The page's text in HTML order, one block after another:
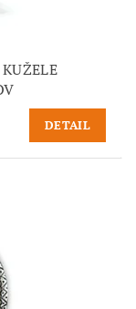
DETAIL